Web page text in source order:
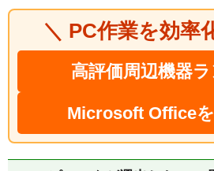
＼ PC作業を効率
高評価周辺機器
Microsoft Office